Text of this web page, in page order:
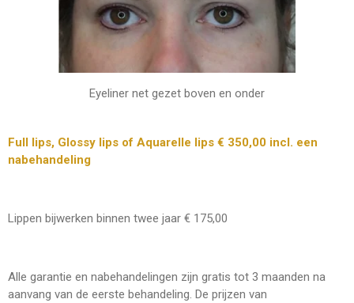
Eyeliner net gezet boven en onder
Full lips, Glossy lips of Aquarelle lips € 350,00 incl. een
nabehandeling
Lippen bijwerken binnen twee jaar € 175,00
Alle garantie en nabehandelingen zijn gratis tot 3 maanden na
aanvang van de eerste behandeling. De prijzen van